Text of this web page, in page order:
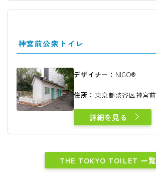
神宮前公衆トイレ
デザイナー： NIGO®
住所： 東京都渋谷区神宮
詳細を見る
THE TOKYO TOILET 一覧